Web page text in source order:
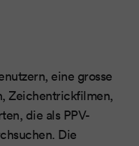
eine grosse
Zeichentrickfilmen,
die als PPV-
Die